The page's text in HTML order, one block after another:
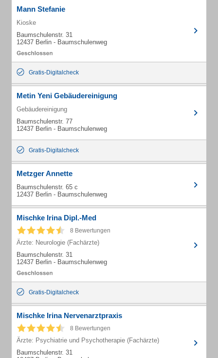
Mann Stefanie
Kioske
Baumschulenstr. 31
12437 Berlin - Baumschulenweg
Gratis-Digitalcheck
Metin Yeni Gebäudereinigung
Gebäudereinigung
Baumschulenstr. 77
12437 Berlin - Baumschulenweg
Gratis-Digitalcheck
Metzger Annette
Baumschulenstr. 65 c
12437 Berlin - Baumschulenweg
Mischke Irina Dipl.-Med
8 Bewertungen
Ärzte: Neurologie (Fachärzte)
Baumschulenstr. 31
12437 Berlin - Baumschulenweg
Gratis-Digitalcheck
Mischke Irina Nervenarztpraxis
8 Bewertungen
Ärzte: Psychiatrie und Psychotherapie (Fachärzte)
Baumschulenstr. 31